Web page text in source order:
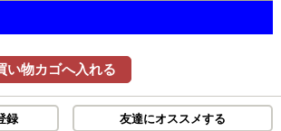
い物カゴへ入れる
録 友達にオススメする